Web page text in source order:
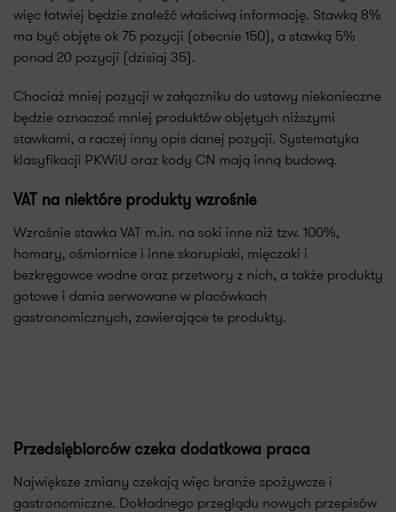
więc łatwiej będzie znaleźć właściwą informację. Stawką 8%
ma być objęte ok 75 pozycji (obecnie 150), a stawką 5%
ponad 20 pozycji (dzisiaj 35).
Chociaż mniej pozycji w załączniku do ustawy niekonieczne
będzie oznaczać mniej produktów objętych niższymi
stawkami, a raczej inny opis danej pozycji. Systematyka
klasyfikacji PKWiU oraz kody CN mają inną budową.
VAT na niektóre produkty wzrośnie
Wzrośnie stawka VAT m.in. na soki inne niż tzw. 100%,
homary, ośmiornice i inne skorupiaki, mięczaki i
bezkręgowce wodne oraz przetwory z nich, a także produkty
gotowe i dania serwowane w placówkach
gastronomicznych, zawierające te produkty.
Przedsiębiorców czeka dodatkowa praca
Największe zmiany czekają więc branże spożywcze i
gastronomiczne. Dokładnego przeglądu nowych przepisów